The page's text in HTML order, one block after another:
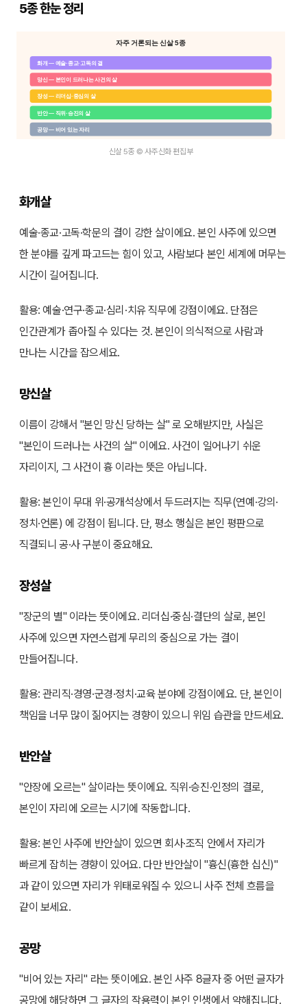
5종 한눈 정리
자주 거론되는 신살 5종
화개 — 예술·종교·고독의 결
망신 — 본인이 드러나는 사건의 살
장성 — 리더십·중심의 살
반안 — 직위·승진의 살
공망 — 비어 있는 자리
신살 5종 © 사주신화 편집부
화개살
예술·종교·고독·학문의 결이 강한 살이에요. 본인 사주에 있으면
한 분야를 깊게 파고드는 힘이 있고, 사람보다 본인 세계에 머무는
시간이 길어집니다.
활용: 예술·연구·종교·심리·치유 직무에 강점이에요. 단점은
인간관계가 좁아질 수 있다는 것. 본인이 의식적으로 사람과
만나는 시간을 잡으세요.
망신살
이름이 강해서 "본인 망신 당하는 살" 로 오해받지만, 사실은
"본인이 드러나는 사건의 살" 이에요. 사건이 일어나기 쉬운
자리이지, 그 사건이 흉 이라는 뜻은 아닙니다.
활용: 본인이 무대 위·공개석상에서 두드러지는 직무(연예·강의·
정치·언론) 에 강점이 됩니다. 단, 평소 행실은 본인 평판으로
직결되니 공·사 구분이 중요해요.
장성살
"장군의 별" 이라는 뜻이에요. 리더십·중심·결단의 살로, 본인
사주에 있으면 자연스럽게 무리의 중심으로 가는 결이
만들어집니다.
활용: 관리직·경영·군경·정치·교육 분야에 강점이에요. 단, 본인이
책임을 너무 많이 짊어지는 경향이 있으니 위임 습관을 만드세요.
반안살
"안장에 오르는" 살이라는 뜻이에요. 직위·승진·인정의 결로,
본인이 자리에 오르는 시기에 작동합니다.
활용: 본인 사주에 반안살이 있으면 회사·조직 안에서 자리가
빠르게 잡히는 경향이 있어요. 다만 반안살이 "흉신(흉한 십신)"
과 같이 있으면 자리가 위태로워질 수 있으니 사주 전체 흐름을
같이 보세요.
공망
"비어 있는 자리" 라는 뜻이에요. 본인 사주 8글자 중 어떤 글자가
공망에 해당하면 그 글자의 작용력이 본인 인생에서 약해집니다.